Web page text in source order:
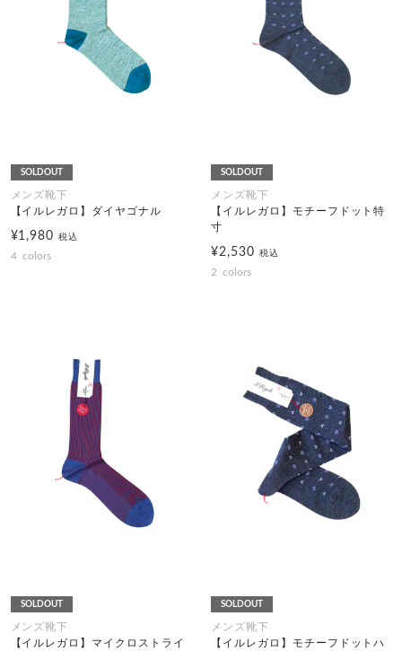
SOLDOUT
メンズ靴下
【イルレガロ】ダイヤゴナル
¥1,980税込
4 colors
SOLDOUT
メンズ靴下
【イルレガロ】モチーフドット特
寸
¥2,530 税込
2 colors
SOLDOUT
メンズ靴下
【イルレガロ】マイクロストライ
SOLDOUT
メンズ靴下
【イルレガロ】モチーフドットハ